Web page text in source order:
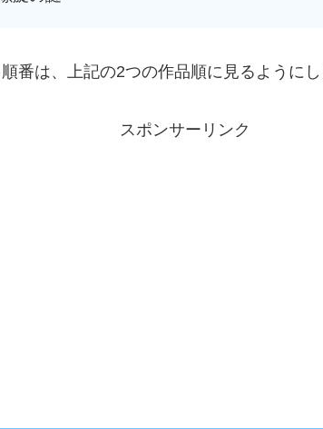
番は、上記の2つの作品順に見るようにし
スポンサーリンク